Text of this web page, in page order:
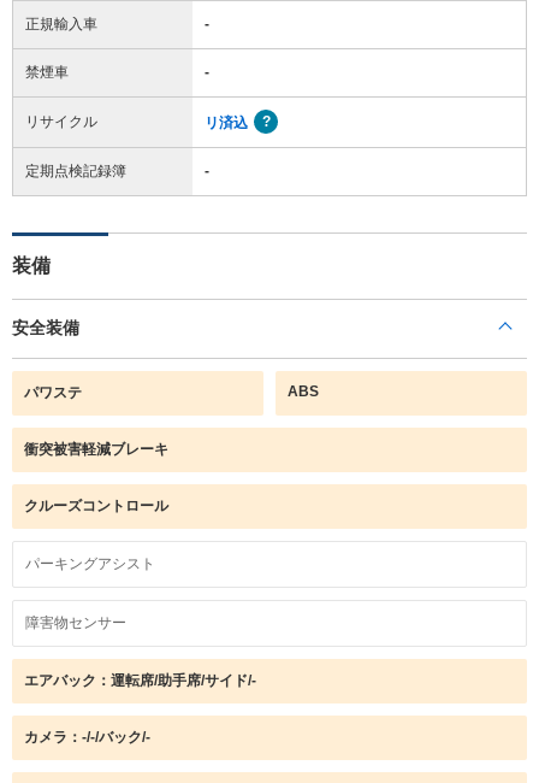
正規輸入車 -
禁煙車 -
リサイクル リ済込
定期点検記録簿 -
装備
安全装備
パワステ ABS
衝突被害軽減ブレーキ
クルーズコントロール
パーキングアシスト
障害物センサー
エアバック：運転席/助手席/サイド/-
カメラ：-/-/バック/-